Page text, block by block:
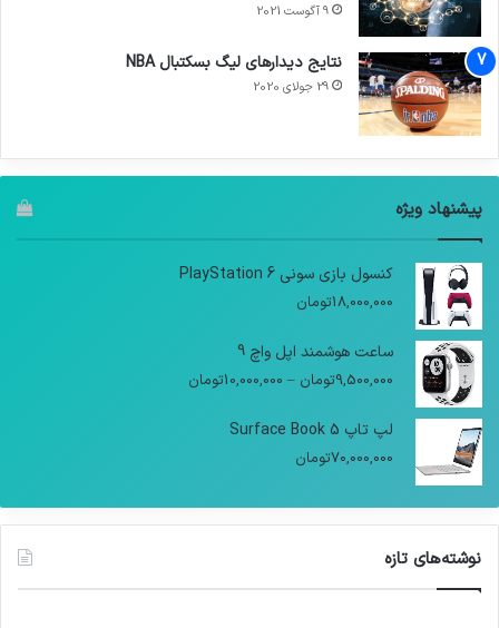
9 آگوست 2021
نتایج دیدار‌های لیگ بسکتبال NBA
29 جولای 2020
پیشنهاد ویژه
کنسول بازی سونی PlayStation 6
18,000,000تومان
ساعت هوشمند اپل واچ 9
9,500,000تومان –
10,000,000تومان
لپ تاپ Surface Book 5
70,000,000تومان
نوشته‌های تازه